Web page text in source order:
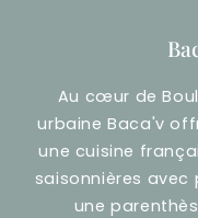
Au cœur de
urbaine Baca'v
une cuisine
saisonnières
une